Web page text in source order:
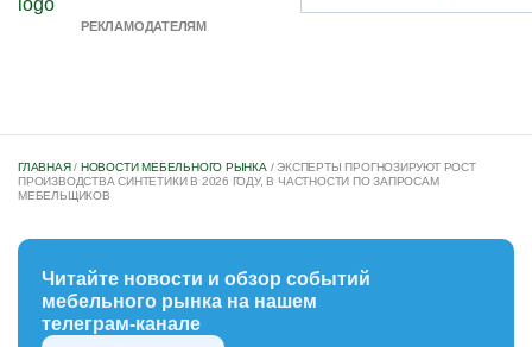
РЕКЛАМОДАТЕЛЯМ
ГЛАВНАЯ/ НОВОСТИ МЕБЕЛЬНОГО РЫНКА /ЭКСПЕРТЫ ПРОГНОЗИРУЮТ РОСТ
ПРОИЗВОДСТВА СИНТЕТИКИ В 2026 ГОДУ, В ЧАСТНОСТИ ПО ЗАПРОСАМ
МЕБЕЛЬЩИКОВ
Читайте новости и обзор событий
мебельного рынка на нашем
телеграм-канале